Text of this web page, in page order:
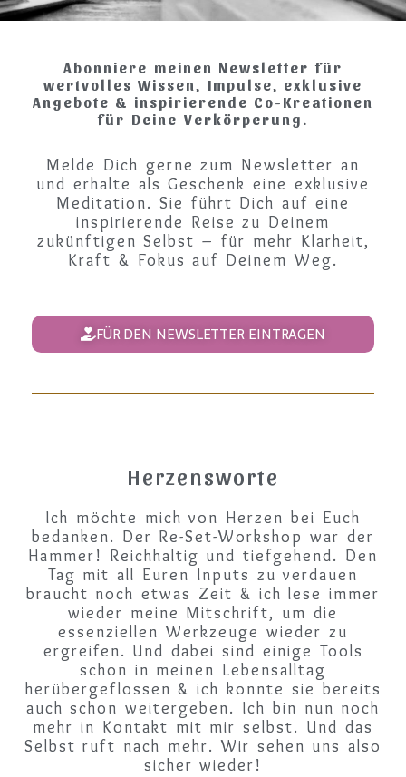
Abonniere meinen Newsletter für
wertvolles Wissen, Impulse, exklusive
Angebote & inspirierende Co-Kreationen
für Deine Verkörperung.
Melde Dich gerne zum Newsletter an
und erhalte als Geschenk eine exklusive
Meditation. Sie führt Dich auf eine
inspirierende Reise zu Deinem
zukünftigen Selbst – für mehr Klarheit,
Kraft & Fokus auf Deinem Weg.
FÜR DEN NEWSLETTER EINTRAGEN
Herzensworte
Ich möchte mich von Herzen bei Euch
bedanken. Der Re-Set-Workshop war der
Hammer! Reichhaltig und tiefgehend. Den
Tag mit all Euren Inputs zu verdauen
braucht noch etwas Zeit & ich lese immer
wieder meine Mitschrift, um die
essenziellen Werkzeuge wieder zu
ergreifen. Und dabei sind einige Tools
schon in meinen Lebensalltag
herübergeflossen & ich konnte sie bereits
auch schon weitergeben. Ich bin nun noch
mehr in Kontakt mit mir selbst. Und das
Selbst ruft nach mehr. Wir sehen uns also
sicher wieder!